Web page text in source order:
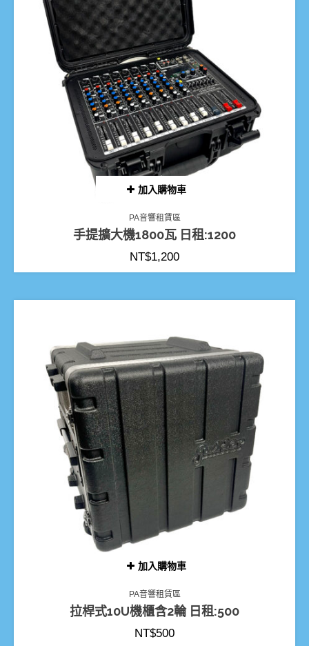
加入購物車
PA音響租賃區
手提擴大機1800瓦 日租:1200
NT$1,200
加入購物車
PA音響租賃區
拉桿式10U機櫃含2輪 日租:500
NT$500